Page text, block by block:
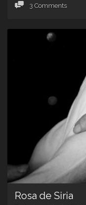
3 Comments
Rosa de Siria